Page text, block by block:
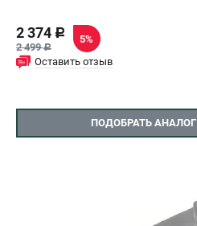
2 374 c
2 499c
5%
Оставить отзыв
ПОДОБРАТЬ АНАЛОГ